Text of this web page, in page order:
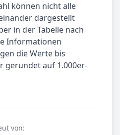
können nicht alle
dargestellt
in der Tabelle nach
Informationen
die Werte bis
gerundet auf 1.000er-
von: